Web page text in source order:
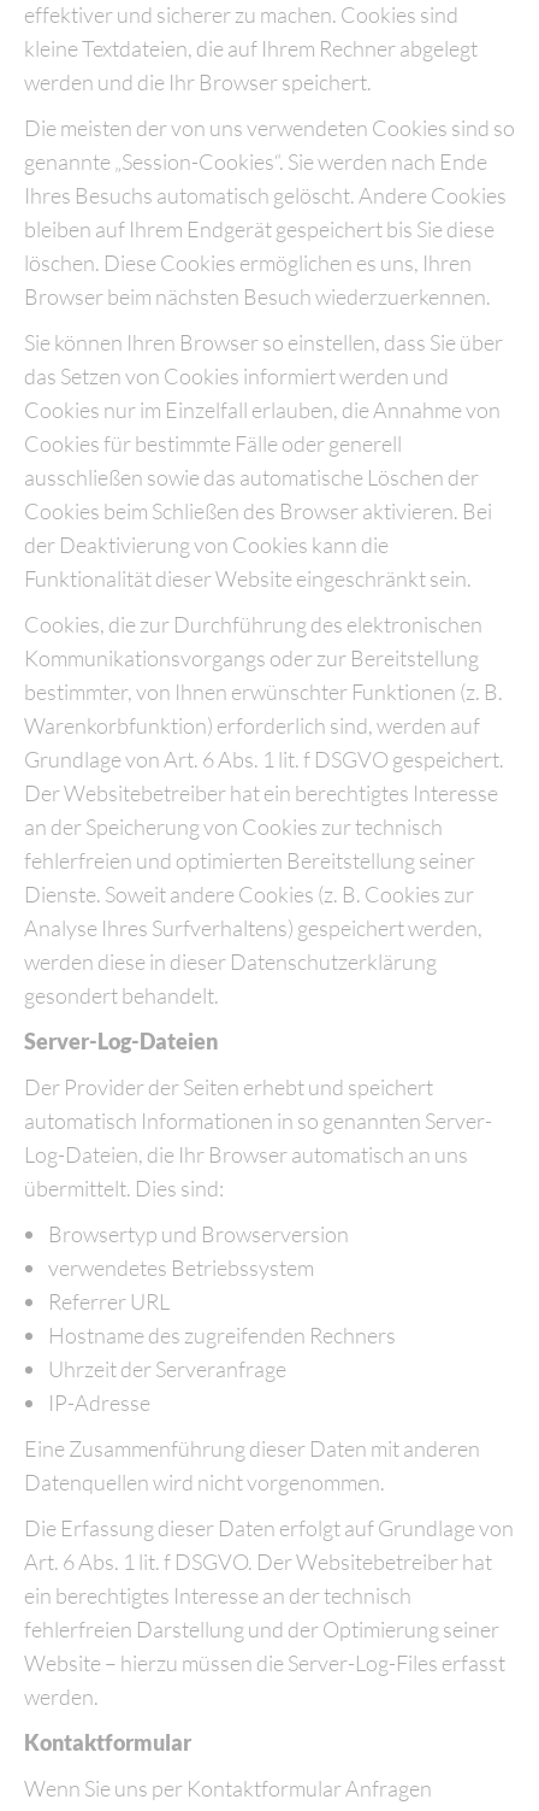
effektiver und sicherer zu machen. Cookies sind
kleine Textdateien, die auf Ihrem Rechner abgelegt
werden und die Ihr Browser speichert.
Die meisten der von uns verwendeten Cookies sind so
genannte „Session-Cookies“. Sie werden nach Ende
Ihres Besuchs automatisch gelöscht. Andere Cookies
bleiben auf Ihrem Endgerät gespeichert bis Sie diese
löschen. Diese Cookies ermöglichen es uns, Ihren
Browser beim nächsten Besuch wiederzuerkennen.
Sie können Ihren Browser so einstellen, dass Sie über
das Setzen von Cookies informiert werden und
Cookies nur im Einzelfall erlauben, die Annahme von
Cookies für bestimmte Fälle oder generell
ausschließen sowie das automatische Löschen der
Cookies beim Schließen des Browser aktivieren. Bei
der Deaktivierung von Cookies kann die
Funktionalität dieser Website eingeschränkt sein.
Cookies, die zur Durchführung des elektronischen
Kommunikationsvorgangs oder zur Bereitstellung
bestimmter, von Ihnen erwünschter Funktionen (z. B.
Warenkorbfunktion) erforderlich sind, werden auf
Grundlage von Art. 6 Abs. 1 lit. f DSGVO gespeichert.
Der Websitebetreiber hat ein berechtigtes Interesse
an der Speicherung von Cookies zur technisch
fehlerfreien und optimierten Bereitstellung seiner
Dienste. Soweit andere Cookies (z. B. Cookies zur
Analyse Ihres Surfverhaltens) gespeichert werden,
werden diese in dieser Datenschutzerklärung
gesondert behandelt.
Server-Log-Dateien
Der Provider der Seiten erhebt und speichert
automatisch Informationen in so genannten Server-
Log-Dateien, die Ihr Browser automatisch an uns
übermittelt. Dies sind:
Browsertyp und Browserversion
verwendetes Betriebssystem
Referrer URL
Hostname des zugreifenden Rechners
Uhrzeit der Serveranfrage
IP-Adresse
Eine Zusammenführung dieser Daten mit anderen
Datenquellen wird nicht vorgenommen.
Die Erfassung dieser Daten erfolgt auf Grundlage von
Art. 6 Abs. 1 lit. f DSGVO. Der Websitebetreiber hat
ein berechtigtes Interesse an der technisch
fehlerfreien Darstellung und der Optimierung seiner
Website – hierzu müssen die Server-Log-Files erfasst
werden.
Kontaktformular
Wenn Sie uns per Kontaktformular Anfragen